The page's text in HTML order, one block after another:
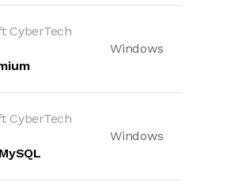
CyberTech
Windows
CyberTech
Windows